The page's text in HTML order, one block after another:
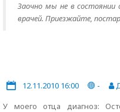
Заочно мы не в состоянии
врачей. Приезжайте,
12.11.2010 16:00 -
У моего отца диагноз: